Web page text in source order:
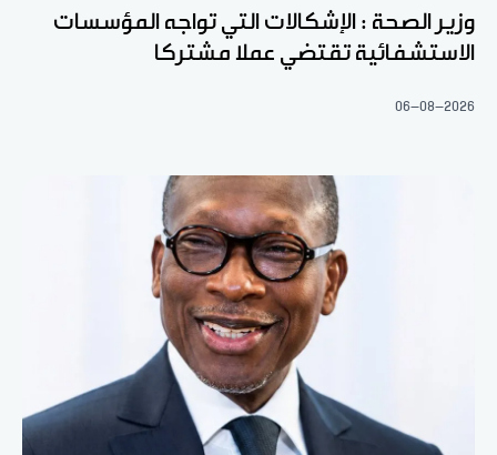
وزير الصحة : الإشكالات التي تواجه المؤسسات
الاستشفائية تقتضي عملا مشتركا
06-08-2026